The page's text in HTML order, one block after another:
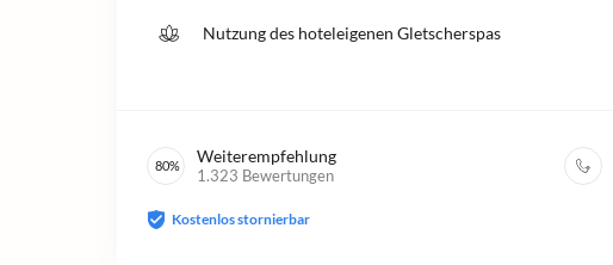
Nutzung des hoteleigenen Gletscherspas
80% Weiterempfehlung
1.323 Bewertungen
Kostenlos stornierbar